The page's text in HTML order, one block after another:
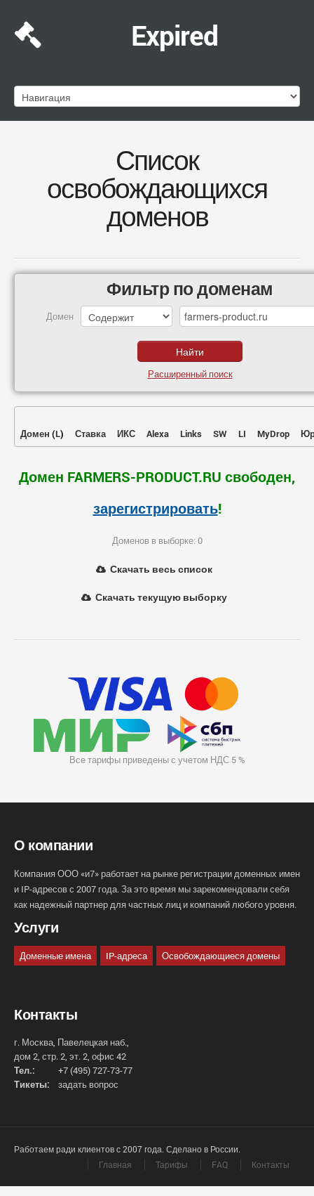
Expired
Список
освобождающихся
доменов
Фильтр по доменам
Домен
Расширенный поиск
Домен (L) Ставка ИКС Alexa Links SW LI MyDrop
Домен FARMERS-PRODUCT.RU свободен,
зарегистрировать!
Доменов в выборке: 0
Скачать весь список
Скачать текущую выборку
Все тарифы приведены с учетом НДС 5 %
О компании
Компания ООО «и7» работает на рынке регистрации доменных имен
и IP-адресов с 2007 года. За это время мы зарекомендовали себя
как надежный партнер для частных лиц и компаний любого уровня.
Услуги
Доменные имена IP-адреса Освобождающиеся домены
Контакты
г. Москва, Павелецкая наб.,
дом 2, стр. 2, эт. 2, офис 42
Тел.:
+7 (495) 727-73-77
Тикеты:
задать вопрос
Работаем ради клиентов с 2007 года. Сделано в России.
Главная
Тарифы FAQ Контакты